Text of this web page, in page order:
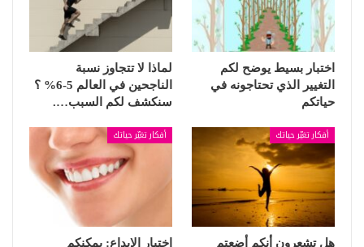
اختبار بسيط يوضح لكم
التغيير الذي تحتاجونه في
حياتكم
لماذا لا تتجاوز نسبة
الناجحين في العالم 5-6% ؟
سنكشف لكم السبب….
أفكار تغيّر حياتك
هل تشعرون أنكم أضعتم
أفكار تغيّر حياتك
اختبار الإبداع: يمكنكم